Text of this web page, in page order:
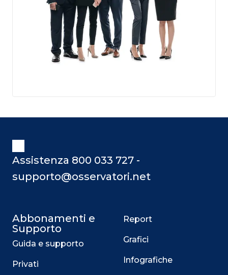
Assistenza 800 033 727 -
supporto@osservatori.net
Abbonamenti e
Supporto
Guida e supporto
Privati
Report
Grafici
Infografiche